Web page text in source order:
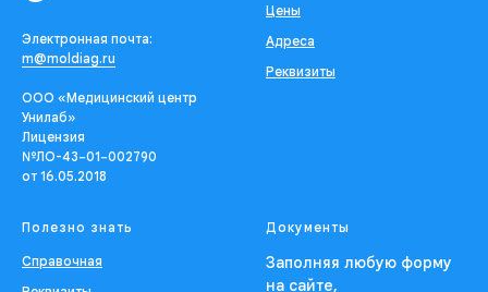
Электронная почта:
m@moldiag.ru
ООО «Медицинский центр
Унилаб»
Лицензия
№ЛО-43−01−002790
от 16.05.2018
Цены
Адреса
Реквизиты
Полезно знать
Справочная
Документы
Заполняя любую форму
на сайте,